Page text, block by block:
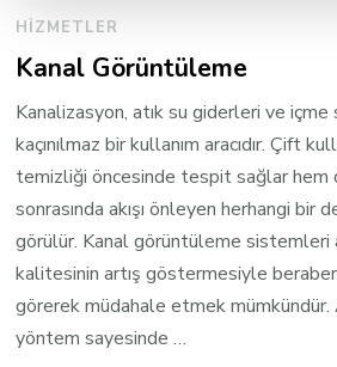
HIZMETLER
Kanal Görüntüleme
Kanalizasyon, atık su giderleri ve
kaçınılmaz bir kullanım aracıdır. Çift
temizliği öncesinde tespit sağlar
sonrasında akışı önleyen herhangi bir
görülür. Kanal görüntüleme sistemleri
kalitesinin artış göstermesiyle
görerek müdahale etmek mümkündür.
yöntem sayesinde …